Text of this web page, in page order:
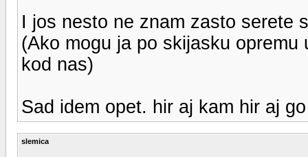
I jos nesto ne znam zasto serete
(Ako mogu ja po skijasku
kod nas)
Sad idem opet. hir aj kam hir aj go
slemica